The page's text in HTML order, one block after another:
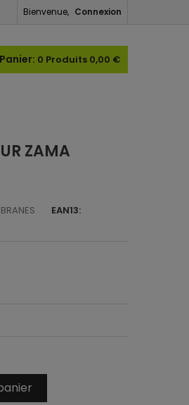
Bienvenue, Connexion
Panier: 0 Produits 0,00 €
ZAMA
EAN13: